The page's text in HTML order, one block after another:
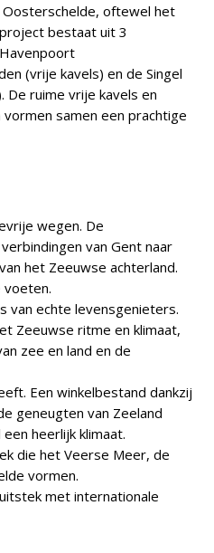
oftewel het
bestaat uit 3
(vrije kavels) en de Singel
De ruime vrije kavels en
samen een prachtige
wegen. De
van Gent naar
het Zeeuwse achterland.
voeten.
van echte levensgenieters.
Zeeuwse ritme en klimaat,
zee en land en de
Een winkelbestand dankzij
geneugten van Zeeland
heerlijk klimaat.
die het Veerse Meer, de
vormen.
met internationale